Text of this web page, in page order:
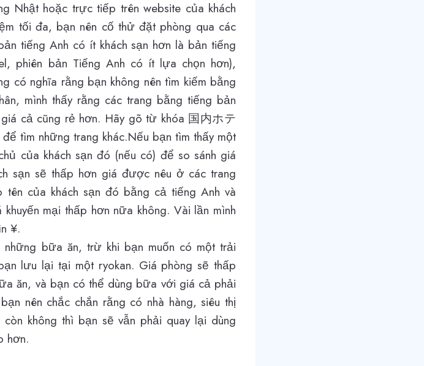
Nhật hoặc trực tiếp trên website của khách
tối đa, bạn nên cố thử đặt phòng qua các
tiếng Anh có ít khách sạn hơn là bản tiếng
phiên bản Tiếng Anh có ít lựa chọn hơn),
có nghĩa rằng bạn không nên tìm kiếm bằng
mình thấy rằng các trang bằng tiếng bản
cả cũng rẻ hơn. Hãy gõ từ khóa 国内ホテ
tìm những trang khác.Nếu bạn tìm thấy một
của khách sạn đó (nếu có) để so sánh giá
sạn sẽ thấp hơn giá được nêu ở các trang
của khách sạn đó bằng cả tiếng Anh và
mại thấp hơn nữa không. Vài lần mình
¥.
bữa ăn, trừ khi bạn muốn có một trải
lưu lại tại một ryokan. Giá phòng sẽ thấp
ăn, và bạn có thể dùng bữa với giá cả phải
nên chắc chắn rằng có nhà hàng, siêu thị
không thì bạn sẽ vẫn phải quay lại dùng
hơn.